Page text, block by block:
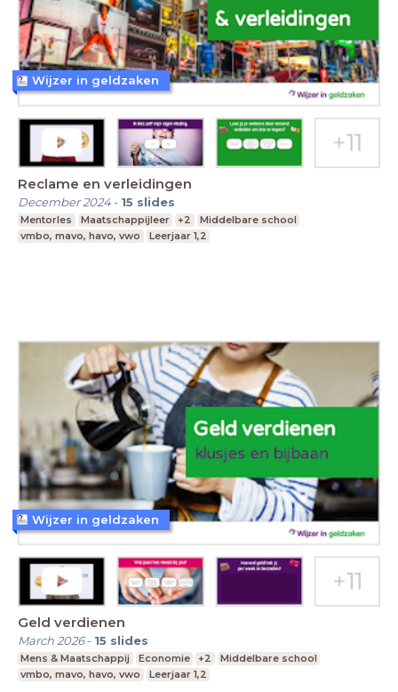
Reclame en verleidingen
December 2024- 15 slides
Mentorles Maatschappijleer +2
Middelbare school
vmbo, mavo, havo, vwo
Leerjaar 1,2
Wijzer in geldzaken
Geld verdienen
March 2026- 15 slides
Mens & Maatschappij Economie +2
Middelbare school
vmbo, mavo, havo, vwo
Leerjaar 1,2
Wijzer in geldzaken